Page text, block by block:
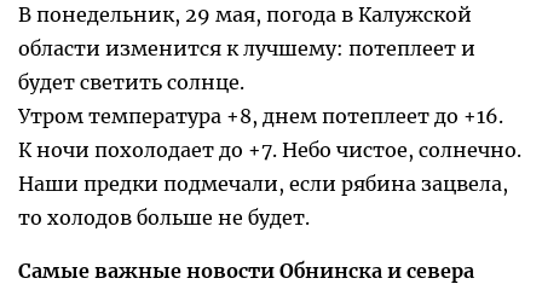
В понедельник, 29 мая, погода в Калужской
области изменится к лучшему: потеплеет и
будет светить солнце.
Утром температура +8, днем потеплеет до +16.
К ночи похолодает до +7. Небо чистое, солнечно.
Наши предки подмечали, если рябина зацвела,
то холодов больше не будет.
Самые важные новости Обнинска и севера